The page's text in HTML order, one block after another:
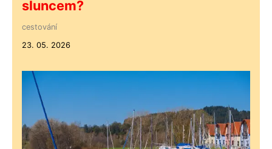
sluncem?
cestování
23. 05. 2026